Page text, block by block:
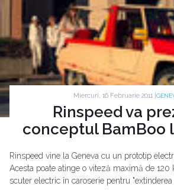
Miercuri, 16 Februarie 2011 |
Rinspeed va
conceptul BamBoo
Rinspeed vine la Geneva cu un prototip
Acesta poate atinge o viteză maximă de
scuter electric în caroserie pentru "extinderea